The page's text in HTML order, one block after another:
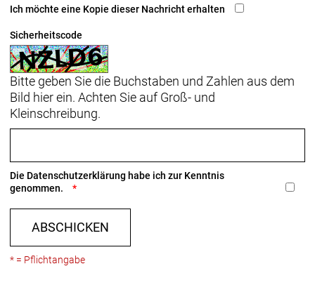
Hinterradbremse: Hydraulische Scheibenbremse
Shimano MT200 // Hydraulische Scheibenbremse
Shimano MT200
Shimano RT30, Centerlock-Scheibenaufnahme,
180 mm // Shimano EM300, Centerlock-
Scheibenaufnahme, 180 mm
Vorderradbremse: Hydraulische Scheibenbremse
Shimano MT200
Shimano RT30, Centerlock-Scheibenaufnahme,
Scheibenaufnahme, 180 mm
Reifen: Bontrager E6 Hard-Case Lite,
Reflektorstreifen, 27.5 x 2.40
Ich möchte eine Kopie dieser Nachricht erhalten
Sicherheitscode
Bitte geben Sie die Buchstaben und Zahlen aus dem
Bild hier ein. Achten Sie auf Groß- und
Kleinschreibung.
Die Datenschutzerklärung habe ich zur Kenntnis
genommen.
ABSCHICKEN
* = Pflichtangabe